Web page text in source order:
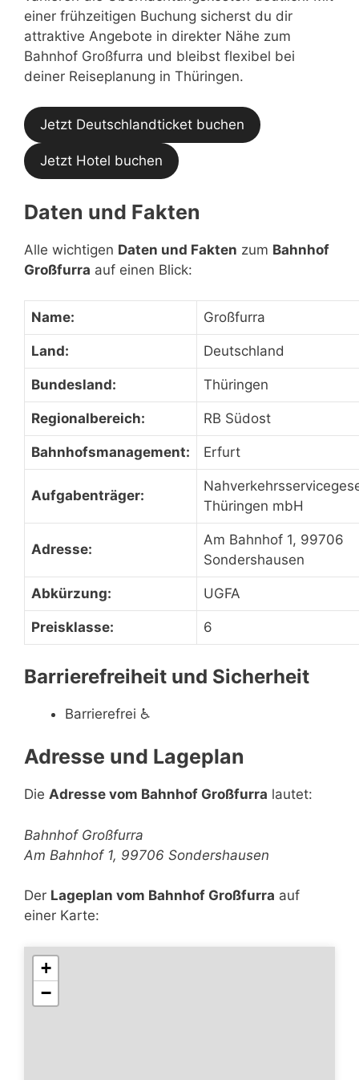
einer frühzeitigen Buchung sicherst du dir
attraktive Angebote in direkter Nähe zum
Bahnhof Großfurra und bleibst flexibel bei
deiner Reiseplanung in Thüringen.
Jetzt Deutschlandticket buchen
Jetzt Hotel buchen
Daten und Fakten
Alle wichtigen Daten und Fakten zum Bahnhof
Großfurra auf einen Blick:
Name: Großfurra
Land: Deutschland
Bundesland: Thüringen
Regionalbereich: RB Südost
Bahnhofsmanagement: Erfurt
Aufgabenträger:
Thüringen mbH
Adresse:
Am Bahnhof 1, 99706
Sondershausen
Abkürzung: UGFA
Preisklasse: 6
Barrierefreiheit und Sicherheit
Barrierefrei ♿
Adresse und Lageplan
Die Adresse vom Bahnhof Großfurra lautet:
Bahnhof Großfurra
Am Bahnhof 1, 99706 Sondershausen
Der Lageplan vom Bahnhof Großfurra auf
einer Karte:
+
−